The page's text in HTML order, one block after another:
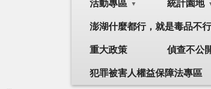
活動專區 統計園地
澎湖什麼都行，就是毒品不行
重大政策 偵查不公
犯罪被害人權益保障法專區